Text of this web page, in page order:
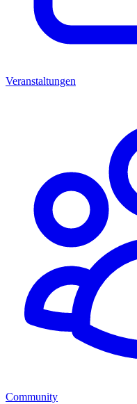
Veranstaltungen
Community